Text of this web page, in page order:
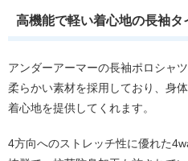
高機能で軽い着心地の長袖タ
アンダーアーマーの長袖ポロシャ
柔らかい素材を採用しており、身
着心地を提供してくれます。
4方向へのストレッチ性に優れた